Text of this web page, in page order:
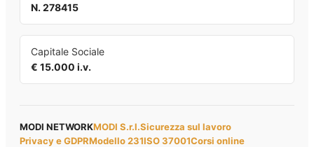
N. 278415
Capitale Sociale
€ 15.000 i.v.
MODI NETWORKMODI S.r.l.Sicurezza sul lavoro
Privacy e GDPRModello 231ISO 37001Corsi online